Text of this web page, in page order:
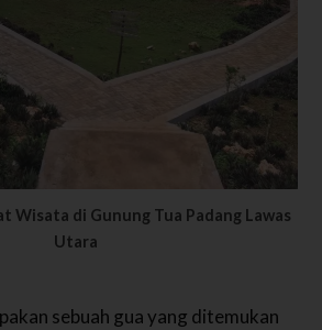
Wisata di Gunung Tua Padang Lawas
Utara
sebuah gua yang ditemukan